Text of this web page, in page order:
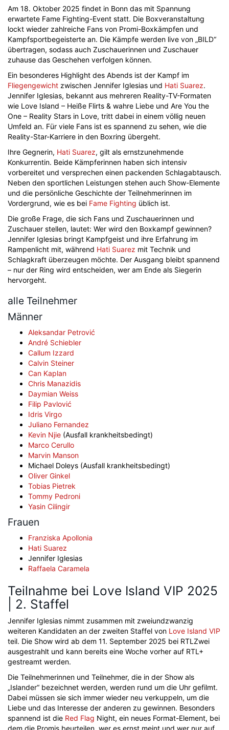
Am 18. Oktober 2025 findet in Bonn das mit Spannung
erwartete Fame Fighting-Event statt. Die Boxveranstaltung
lockt wieder zahlreiche Fans von Promi-Boxkämpfen und
Kampfsportbegeisterte an. Die Kämpfe werden live von „BILD“
übertragen, sodass auch Zuschauerinnen und Zuschauer
zuhause das Geschehen verfolgen können.
Ein besonderes Highlight des Abends ist der Kampf im
Fliegengewicht zwischen Jennifer Iglesias und Hati Suarez.
Jennifer Iglesias, bekannt aus mehreren Reality-TV-Formaten
wie Love Island – Heiße Flirts & wahre Liebe und Are You the
One – Reality Stars in Love, tritt dabei in einem völlig neuen
Umfeld an. Für viele Fans ist es spannend zu sehen, wie die
Reality-Star-Karriere in den Boxring übergeht.
Ihre Gegnerin, Hati Suarez, gilt als ernstzunehmende
Konkurrentin. Beide Kämpferinnen haben sich intensiv
vorbereitet und versprechen einen packenden Schlagabtausch.
Neben den sportlichen Leistungen stehen auch Show-Elemente
und die persönliche Geschichte der Teilnehmerinnen im
Vordergrund, wie es bei Fame Fighting üblich ist.
Die große Frage, die sich Fans und Zuschauerinnen und
Zuschauer stellen, lautet: Wer wird den Boxkampf gewinnen?
Jennifer Iglesias bringt Kampfgeist und ihre Erfahrung im
Rampenlicht mit, während Hati Suarez mit Technik und
Schlagkraft überzeugen möchte. Der Ausgang bleibt spannend
– nur der Ring wird entscheiden, wer am Ende als Siegerin
hervorgeht.
alle Teilnehmer
Männer
Aleksandar Petrović
André Schiebler
Callum Izzard
Calvin Steiner
Can Kaplan
Chris Manazidis
Daymian Weiss
Filip Pavlović
Idris Virgo
Juliano Fernandez
Kevin Njie (Ausfall krankheitsbedingt)
Marco Cerullo
Marvin Manson
Michael Doleys (Ausfall krankheitsbedingt)
Oliver Ginkel
Tobias Pietrek
Tommy Pedroni
Yasin Cilingir
Frauen
Franziska Apollonia
Hati Suarez
Jennifer Iglesias
Raffaela Caramela
Teilnahme bei Love Island VIP 2025
| 2. Staffel
Jennifer Iglesias nimmt zusammen mit zweiundzwanzig
weiteren Kandidaten an der zweiten Staffel von Love Island VIP
teil. Die Show wird ab dem 11. September 2025 bei RTLZwei
ausgestrahlt und kann bereits eine Woche vorher auf RTL+
gestreamt werden.
Die Teilnehmerinnen und Teilnehmer, die in der Show als
„Islander“ bezeichnet werden, werden rund um die Uhr gefilmt.
Dabei müssen sie sich immer wieder neu verkuppeln, um die
Liebe und das Interesse der anderen zu gewinnen. Besonders
spannend ist die Red Flag Night, ein neues Format-Element, bei
dem die Promis beurteilen, wer es ernst meint und wer nur auf